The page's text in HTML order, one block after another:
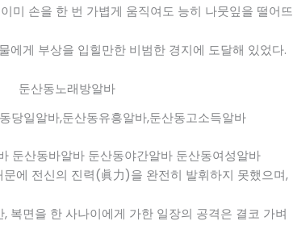
미 손을 한 번 가볍게 움직여도 능히 나뭇잎을 떨어뜨
에게 부상을 입힐만한 비범한 경지에 도달해 있었다.
당일알바,둔산동유흥알바,둔산동고소득알바
둔산동바알바 둔산동야간알바 둔산동여성알바
에 전신의 진력(眞力)을 완전히 발휘하지 못했으며,
복면을 한 사나이에게 가한 일장의 공격은 결코 가벼